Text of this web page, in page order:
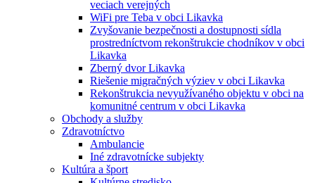
veciach verejných
WiFi pre Teba v obci Likavka
Zvyšovanie bezpečnosti a dostupnosti sídla
prostredníctvom rekonštrukcie chodníkov v obci
Likavka
Zberný dvor Likavka
Riešenie migračných výziev v obci Likavka
Rekonštrukcia nevyužívaného objektu v obci na
komunitné centrum v obci Likavka
Obchody a služby
Zdravotníctvo
Ambulancie
Iné zdravotnícke subjekty
Kultúra a šport